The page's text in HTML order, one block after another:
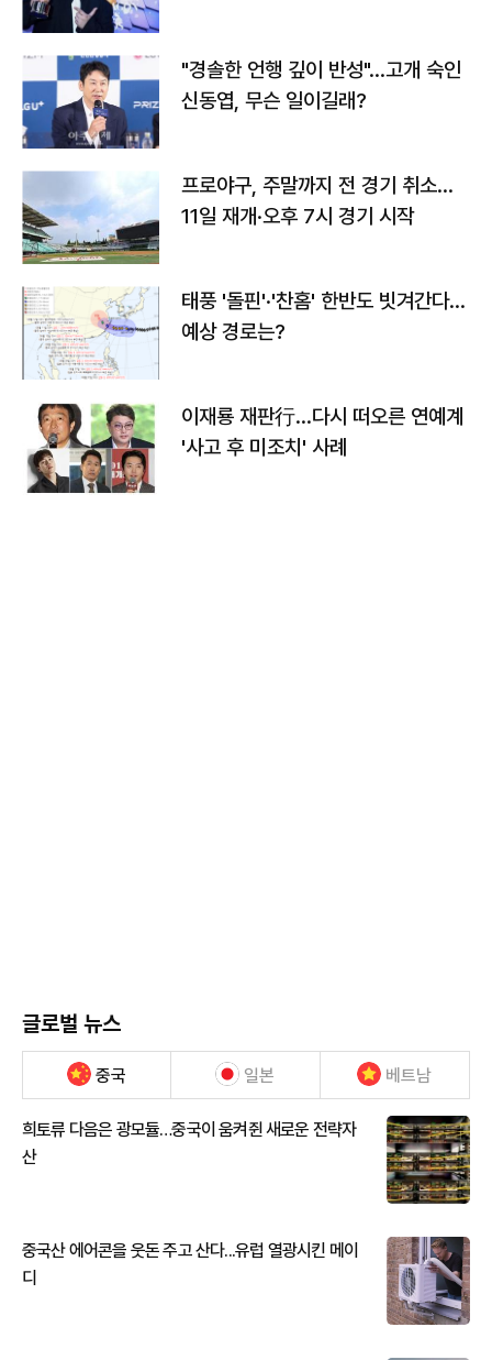
"경솔한 언행 깊이 반성"…고개 숙인
신동엽, 무슨 일이길래?
프로야구, 주말까지 전 경기 취소…
11일 재개·오후 7시 경기 시작
태풍 '돌핀'·'찬홈' 한반도 빗겨간다…
예상 경로는?
이재룡 재판行…다시 떠오른 연예계
'사고 후 미조치' 사례
글로벌 뉴스
중국 일본 베트남
희토류 다음은 광모듈…중국이 움켜쥔 새로운 전략자
산
중국산 에어콘을 웃돈 주고 산다...유럽 열광시킨 메이
디